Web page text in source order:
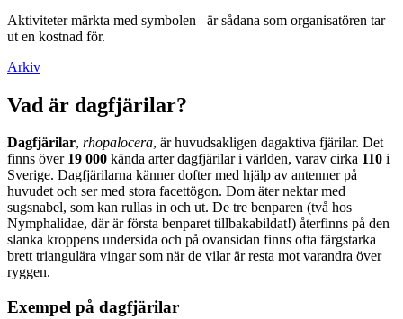
Aktiviteter märkta med symbolen
är sådana som organisatören tar
ut en kostnad för.
Arkiv
Vad är dagfjärilar?
Dagfjärilar, rhopalocera, är huvudsakligen dagaktiva fjärilar. Det
finns över 19 000 kända arter dagfjärilar i världen, varav cirka 110 i
Sverige. Dagfjärilarna känner dofter med hjälp av antenner på
huvudet och ser med stora facettögon. Dom äter nektar med
sugsnabel, som kan rullas in och ut. De tre benparen (två hos
Nymphalidae, där är första benparet tillbakabildat!) återfinns på den
slanka kroppens undersida och på ovansidan finns ofta färgstarka
brett triangulära vingar som när de vilar är resta mot varandra över
ryggen.
Exempel på dagfjärilar